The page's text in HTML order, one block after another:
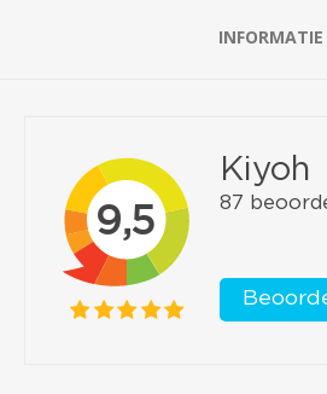
INFORMATIE